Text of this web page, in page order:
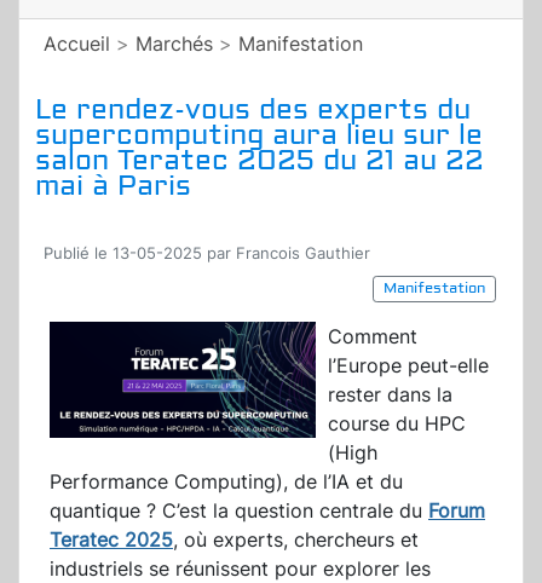
Accueil > Marchés > Manifestation
Le rendez-vous des experts du
supercomputing aura lieu sur le
salon Teratec 2025 du 21 au 22
mai à Paris
Publié le 13-05-2025 par Francois Gauthier
Manifestation
Comment
l’Europe peut-elle
rester dans la
course du HPC
(High
Performance Computing), de l’IA et du
quantique ? C’est la question centrale du Forum
Teratec 2025, où experts, chercheurs et
industriels se réunissent pour explorer les